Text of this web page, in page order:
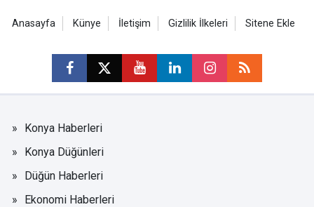
Anasayfa Künye İletişim Gizlilik İlkeleri Sitene Ekle
Konya Haberleri
Konya Düğünleri
Düğün Haberleri
Ekonomi Haberleri